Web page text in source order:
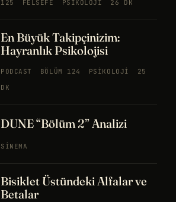
125
FELSEFE PSIKOLOJI 26 DK
En Büyük Takipçinizim:
Hayranlık Psikolojisi
PODCAST BÖLÜM 124 PSIKOLOJI
25
DK
DUNE “Bölüm 2” Analizi
SINEMA
Bisiklet Üstündeki Alfalar ve
Betalar